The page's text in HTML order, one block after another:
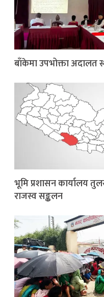
बाँकेमा उपभोक्ता अदालत
भूमि प्रशासन कार्यालय
राजस्व सङ्कलन